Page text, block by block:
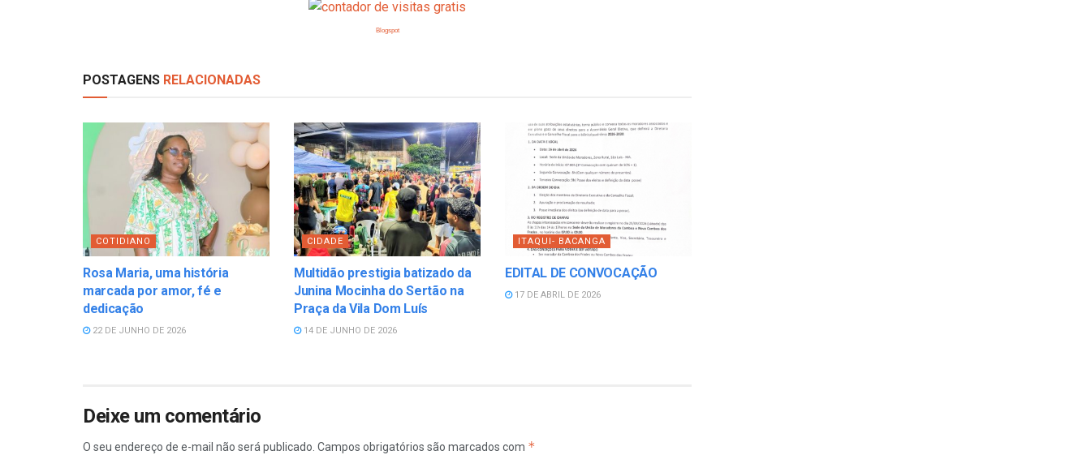
Blogspot
POSTAGENS RELACIONADAS
COTIDIANO
Rosa Maria, uma história
marcada por amor, fé e
dedicação
22 DE JUNHO DE 2026
CIDADE
Multidão prestigia batizado da
Junina Mocinha do Sertão na
Praça da Vila Dom Luís
14 DE JUNHO DE 2026
ITAQUI- BACANGA
EDITAL DE CONVOCAÇÃO
17 DE ABRIL DE 2026
Deixe um comentário
O seu endereço de e-mail não será publicado. Campos obrigatórios são marcados com *